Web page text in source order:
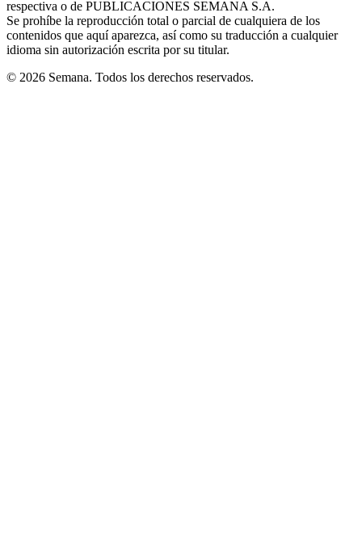
window
respectiva o de PUBLICACIONES SEMANA S.A.
Se prohíbe la reproducción total o parcial de cualquiera de los
contenidos que aquí aparezca, así como su traducción a cualquier
idioma sin autorización escrita por su titular.
© 2026 Semana. Todos los derechos reservados.